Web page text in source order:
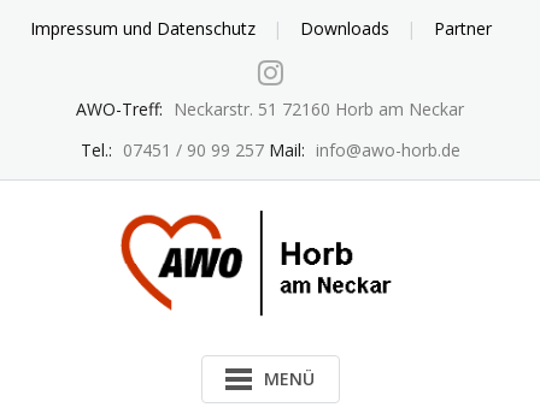
Impressum und Datenschutz Downloads Partner
AWO-Treff:
Neckarstr. 51 72160 Horb am Neckar
Tel.: 07451 / 90 99 257Mail: info@awo-horb.de
MENÜ